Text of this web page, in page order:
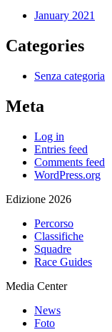
January 2021
Categories
Senza categoria
Meta
Log in
Entries feed
Comments feed
WordPress.org
Edizione 2026
Percorso
Classifiche
Squadre
Race Guides
Media Center
News
Foto